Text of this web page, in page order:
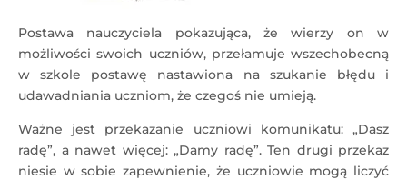
Postawa nauczyciela pokazująca, że wierzy on w
możliwości swoich uczniów, przełamuje wszechobecną
w szkole postawę nastawiona na szukanie błędu i
udawadniania uczniom, że czegoś nie umieją.
Ważne jest przekazanie uczniowi komunikatu: „Dasz
radę”, a nawet więcej: „Damy radę”. Ten drugi przekaz
niesie w sobie zapewnienie, że uczniowie mogą liczyć